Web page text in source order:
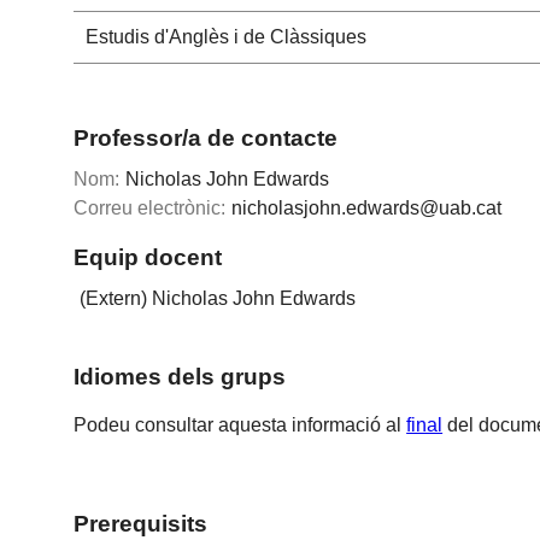
Estudis d'Anglès i de Clàssiques
Professor/a de contacte
Nom: Nicholas John Edwards
Correu electrònic: nicholasjohn.edwards@uab.cat
Equip docent
(Extern) Nicholas John Edwards
Idiomes dels grups
Podeu consultar aquesta informació alfinal del
Prerequisits